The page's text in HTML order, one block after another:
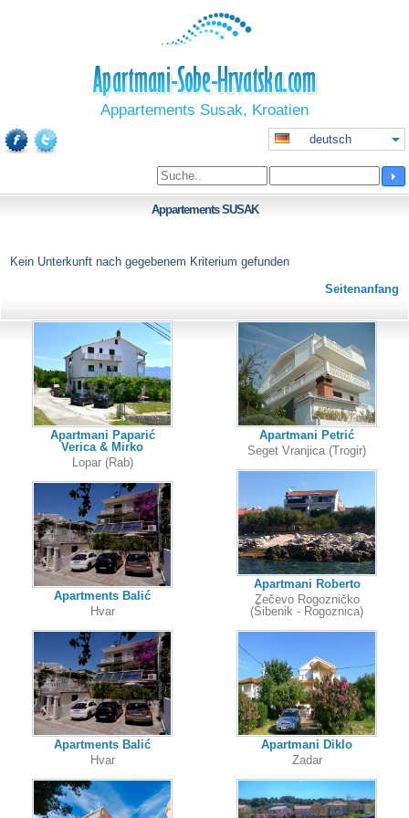
Appartements Susak, Kroatien
deutsch
AppartementsSUSAK
Kein Unterkunft nach gegebenem Kriterium gefunden
Seitenanfang
Apartmani Paparić
Verica & Mirko
Lopar (Rab)
Apartments Balić
Hvar
Apartments Balić
Hvar
Apartmani Petrić
Seget Vranjica (Trogir)
Apartmani Roberto
Zečevo Rogozničko
(Šibenik - Rogoznica)
Apartmani Diklo
Zadar